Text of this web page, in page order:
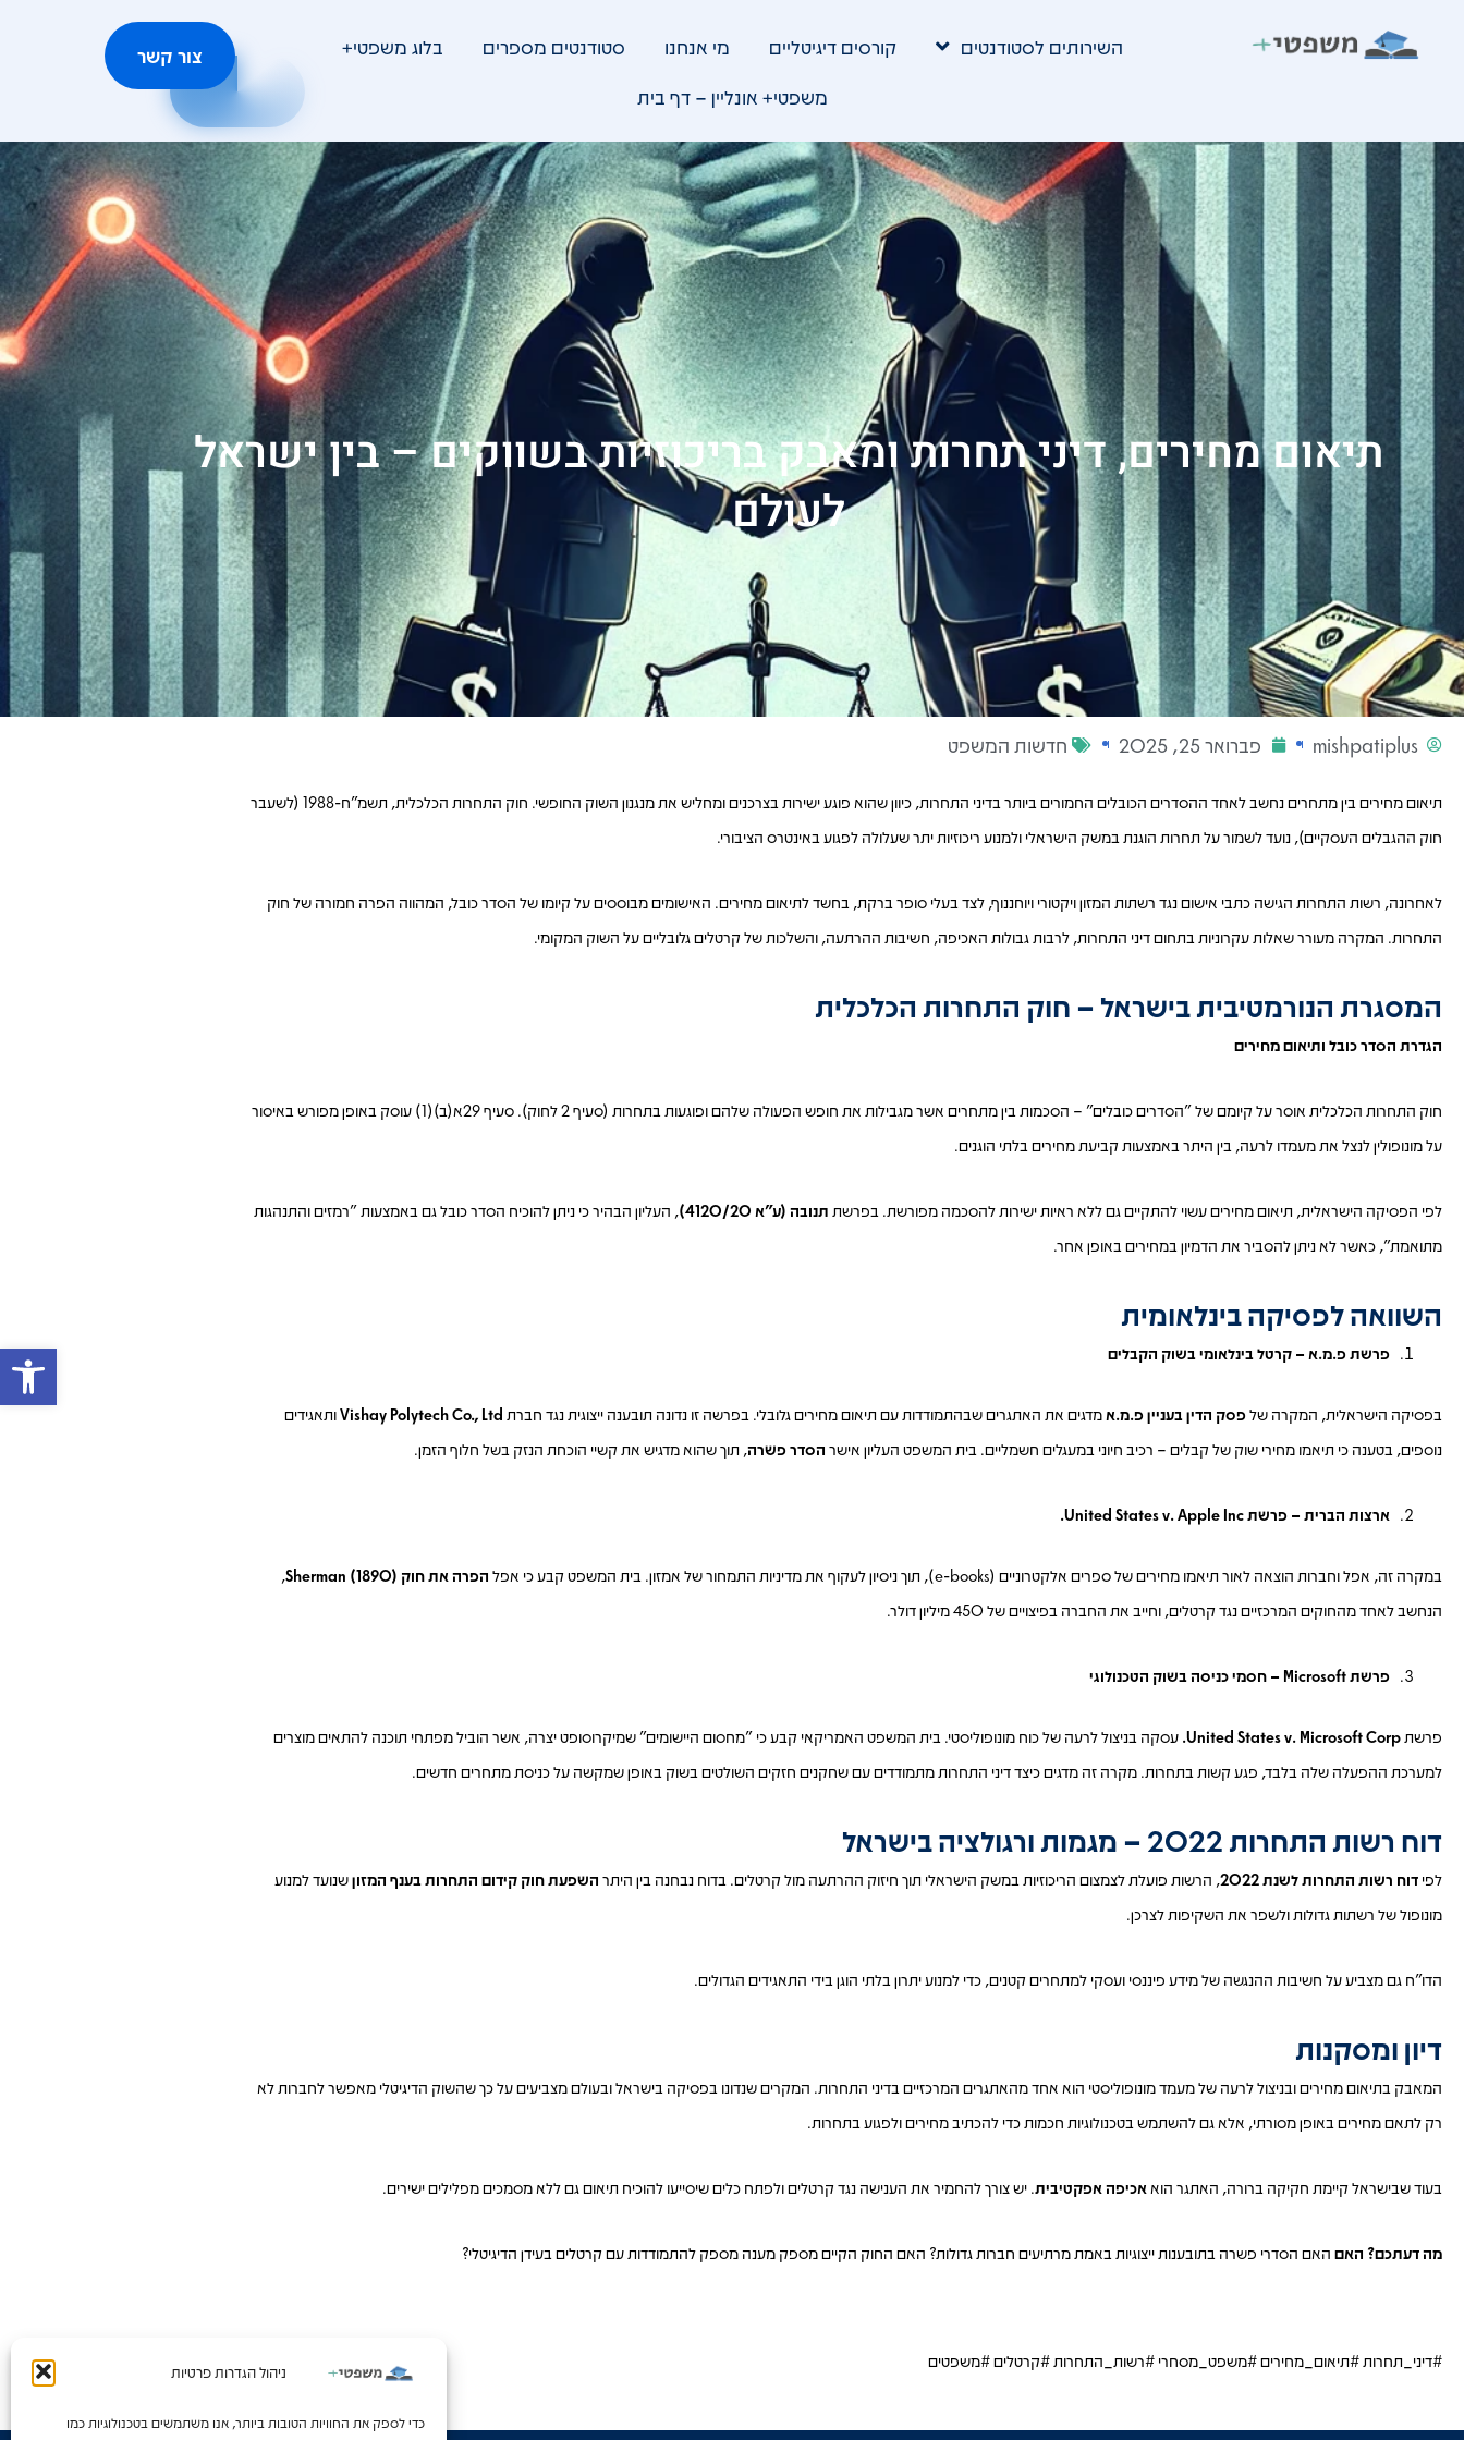
ניהול הגדרות פרטיות
כדי לספק את החוויות הטובות ביותר, אנו משתמשים בטכנולוגיות כמו
השירותים לסטודנטים קורסים דיגיטליים מי אנחנו סטודנטים מספרים
בלוג משפטי+
משפטי+ אונליין – דף בית
צור קשר
mishpatiplus פברואר 25, 2025 חדשות המשפט
תיאום מחירים, דיני תחרות ומאבק בריכוזיות בשווקים – בין ישראל
לעולם
mishpatiplus פברואר 25, 2025 חדשות המשפט
תיאום מחירים בין מתחרים נחשב לאחד ההסדרים הכובלים החמורים ביותר בדיני התחרות, כיוון שהוא פוגע ישירות בצרכנים ומחליש את מנגנון השוק החופשי. חוק התחרות הכלכלית, תשמ"ח-1988 (לשעבר
חוק ההגבלים העסקיים), נועד לשמור על תחרות הוגנת במשק הישראלי ולמנוע ריכוזיות יתר שעלולה לפגוע באינטרס הציבורי.
לאחרונה, רשות התחרות הגישה כתבי אישום נגד רשתות המזון ויקטורי ויוחננוף, לצד בעלי סופר ברקת, בחשד לתיאום מחירים. האישומים מבוססים על קיומו של הסדר כובל, המהווה הפרה חמורה של חוק
התחרות. המקרה מעורר שאלות עקרוניות בתחום דיני התחרות, לרבות גבולות האכיפה, חשיבות ההרתעה, והשלכות של קרטלים גלובליים על השוק המקומי.
המסגרת הנורמטיבית בישראל – חוק התחרות הכלכלית
הגדרת הסדר כובל ותיאום מחירים
חוק התחרות הכלכלית אוסר על קיומם של "הסדרים כובלים" – הסכמות בין מתחרים אשר מגבילות את חופש הפעולה שלהם ופוגעות בתחרות (סעיף 2 לחוק). סעיף 29א(ב)(1) עוסק באופן מפורש באיסור
על מונופולין לנצל את מעמדו לרעה, בין היתר באמצעות קביעת מחירים בלתי הוגנים.
לפי הפסיקה הישראלית, תיאום מחירים עשוי להתקיים גם ללא ראיות ישירות להסכמה מפורשת. בפרשת תנובה (ע"א 4120/20)
, העליון הבהיר כי ניתן להוכיח הסדר כובל גם באמצעות "רמזים והתנהגות
מתואמת", כאשר לא ניתן להסביר את הדמיון במחירים באופן אחר.
השוואה לפסיקה בינלאומית
פרשת פ.מ.א – קרטל בינלאומי בשוק הקבלים
בפסיקה הישראלית, המקרה שלפסק הדין בעניין פ.מ.אמדגים את האתגרים שבהתמודדות עם תיאום מחירים גלובלי. בפרשה זו נדונה תובענה ייצוגית נגד חברת Vishay Polytech Co., Ltdותאגידים
נוספים, בטענה כי תיאמו מחירי שוק של קבלים – רכיב חיוני במעגלים חשמליים. בית המשפט העליון אישר הסדר פשרה, תוך שהוא מדגיש את קשיי הוכחת הנזק בשל חלוף הזמן.
ארצות הברית – פרשת United States v. Apple Inc.
במקרה זה, אפל וחברות הוצאה לאור תיאמו מחירים של ספרים אלקטרוניים (e-books), תוך ניסיון לעקוף את מדיניות התמחור של אמזון. בית המשפט קבע כי אפל הפרה את חוק Sherman (1890)
,
הנחשב לאחד מהחוקים המרכזיים נגד קרטלים, וחייב את החברה בפיצויים של 450 מיליון דולר.
פרשת Microsoft – חסמי כניסה בשוק הטכנולוגי
פרשת United States v. Microsoft Corp. עסקה בניצול לרעה של כוח מונופוליסטי. בית המשפט האמריקאי קבע כי "מחסום היישומים" שמיקרוסופט יצרה, אשר הוביל מפתחי תוכנה להתאים מוצרים
למערכת ההפעלה שלה בלבד, פגע קשות בתחרות. מקרה זה מדגים כיצד דיני התחרות מתמודדים עם שחקנים חזקים השולטים בשוק באופן שמקשה על כניסת מתחרים חדשים.
דוח רשות התחרות 2022 – מגמות ורגולציה בישראל
לפי דוח רשות התחרות לשנת 2022 , הרשות פועלת לצמצום הריכוזיות במשק הישראלי תוך חיזוק ההרתעה מול קרטלים. בדוח נבחנה בין היתר השפעת חוק קידום התחרות בענף המזוןשנועד למנוע
מונופול של רשתות גדולות ולשפר את השקיפות לצרכן.
הדו"ח גם מצביע על חשיבות ההנגשה של מידע פיננסי ועסקי למתחרים קטנים, כדי למנוע יתרון בלתי הוגן בידי התאגידים הגדולים.
דיון ומסקנות
המאבק בתיאום מחירים ובניצול לרעה של מעמד מונופוליסטי הוא אחד מהאתגרים המרכזיים בדיני התחרות. המקרים שנדונו בפסיקה בישראל ובעולם מצביעים על כך שהשוק הדיגיטלי מאפשר לחברות לא
רק לתאם מחירים באופן מסורתי, אלא גם להשתמש בטכנולוגיות חכמות כדי להכתיב מחירים ולפגוע בתחרות.
בעוד שבישראל קיימת חקיקה ברורה, האתגר הוא אכיפה אפקטיבית. יש צורך להחמיר את הענישה נגד קרטלים ולפתח כלים שיסייעו להוכיח תיאום גם ללא מסמכים מפלילים ישירים.
מה דעתכם? האם האם הסדרי פשרה בתובענות ייצוגיות באמת מרתיעים חברות גדולות? האם החוק הקיים מספק מענה מספק להתמודדות עם קרטלים בעידן הדיגיטלי?
#דיני_תחרות #תיאום_מחירים #משפט_מסחרי #רשות_התחרות #קרטלים #משפטים